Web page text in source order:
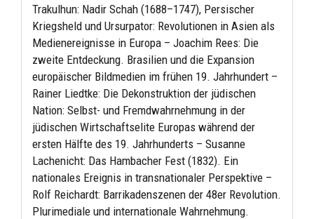
Trakulhun: Nadir Schah (1688–1747), Persischer
Kriegsheld und Ursurpator: Revolutionen in Asien als
Medienereignisse in Europa – Joachim Rees: Die
zweite Entdeckung. Brasilien und die Expansion
europäischer Bildmedien im frühen 19. Jahrhundert –
Rainer Liedtke: Die Dekonstruktion der jüdischen
Nation: Selbst- und Fremdwahrnehmung in der
jüdischen Wirtschaftselite Europas während der
ersten Hälfte des 19. Jahrhunderts – Susanne
Lachenicht: Das Hambacher Fest (1832). Ein
nationales Ereignis in transnationaler Perspektive –
Rolf Reichardt: Barrikadenszenen der 48er Revolution.
Plurimediale und internationale Wahrnehmung.